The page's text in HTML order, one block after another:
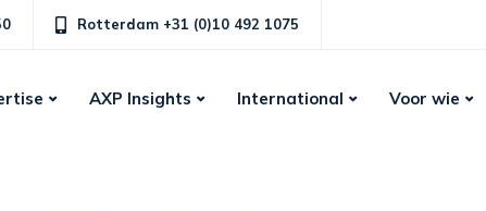
Rotterdam +31 (0)10 492 1075
AXP Insights International Voor wie